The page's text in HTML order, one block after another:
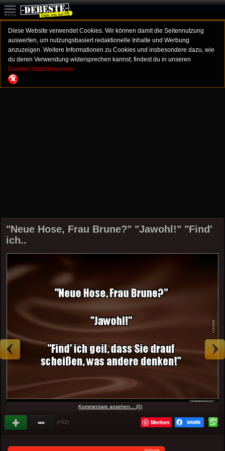
Diese Website verwendet Cookies. Wir können damit die Seitennutzung
auswerten, um nutzungsbasiert redaktionelle Inhalte und Werbung
anzuzeigen. Weitere Informationen zu Cookies und insbesondere dazu, wie
du deren Verwendung widersprechen kannst, findest du in unseren
Datenschutzhinweisen.
"Neue Hose, Frau Brune?" "Jawohl!" "Find'
ich..
Kommentare ansehen... (0)
(+52) Merken